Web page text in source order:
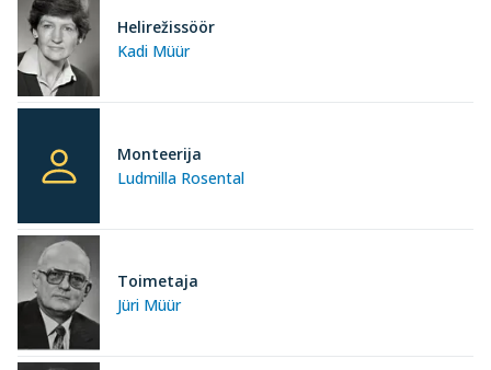
Kadi Müür
Helirežissöör
Ludmilla Rosental
Monteerija
Jüri Müür
Toimetaja